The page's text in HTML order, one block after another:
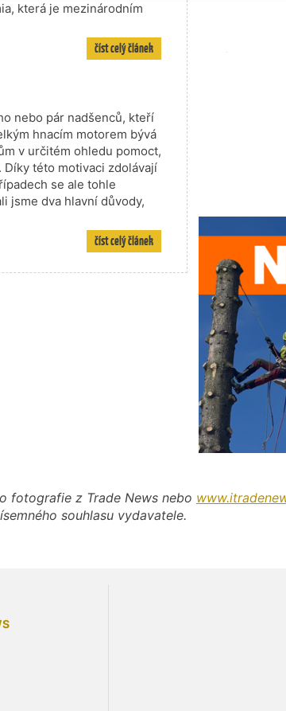
která je mezinárodním
číst celý článek
nebo pár nadšenců, kteří
hnacím motorem bývá
v určitém ohledu pomoct,
této motivaci zdolávají
se ale tohle
jsme dva hlavní důvody,
číst celý článek
fotografie z Trade News nebo
souhlasu vydavatele.